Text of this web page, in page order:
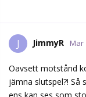
J JimmyR Mar
Oavsett motstånd
jämna slutspel?!